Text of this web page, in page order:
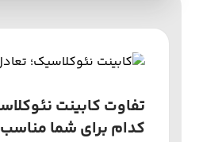
تفاوت کابینت
کدام برای شما